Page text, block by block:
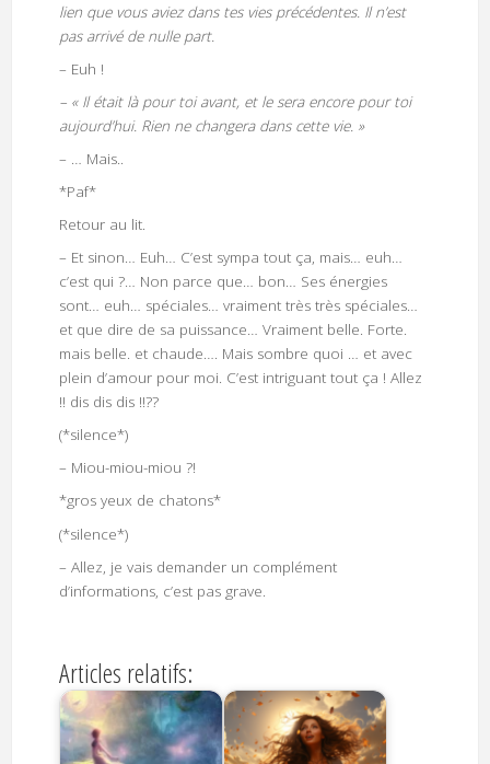
lien que vous aviez dans tes vies précédentes. Il n’est
pas arrivé de nulle part.
– Euh !
– « Il était là pour toi avant, et le sera encore pour toi
aujourd’hui. Rien ne changera dans cette vie. »
– … Mais..
*Paf*
Retour au lit.
– Et sinon… Euh… C’est sympa tout ça, mais… euh…
c’est qui ?… Non parce que… bon… Ses énergies
sont… euh… spéciales… vraiment très très spéciales…
et que dire de sa puissance… Vraiment belle. Forte.
mais belle. et chaude…. Mais sombre quoi … et avec
plein d’amour pour moi. C’est intriguant tout ça ! Allez
!! dis dis dis !!??
(*silence*)
– Miou-miou-miou ?!
*gros yeux de chatons*
(*silence*)
– Allez, je vais demander un complément
d’informations, c’est pas grave.
Articles relatifs: